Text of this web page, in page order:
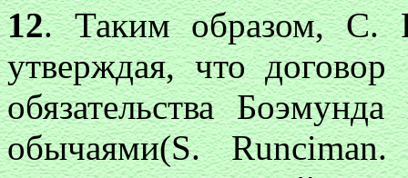
12. Таким образом, С.
утверждая, что договор
обязательства
обычаями(S.